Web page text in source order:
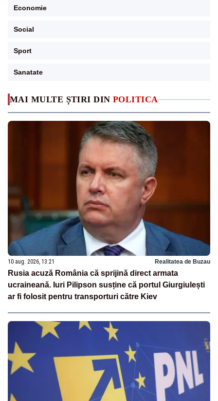
MAI MULTE ȘTIRI DIN POLITICA
10 aug. 2026, 13:21 Realitatea de Buzau
Rusia acuză România că sprijină direct armata
ucraineană. Iuri Pilipson susține că portul Giurgiulești
ar fi folosit pentru transporturi către Kiev
Economie
Social
Sport
Sanatate